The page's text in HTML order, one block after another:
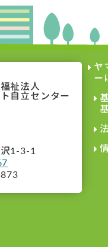
祉法人
自立センター
1-3-1
ヤ
ー